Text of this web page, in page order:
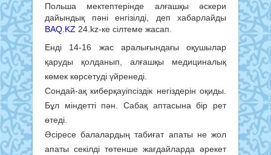
Польша мектептерінде алғашқы әскери
дайындық пәні енгізілді, деп хабарлайды
BAQ.KZ 24.kz-ке сілтеме жасап.
Енді 14-16 жас аралығындағы оқушылар
қаруды қолданып, алғашқы медициналық
көмек көрсетуді үйренеді.
Сондай-ақ киберқауіпсіздік негіздерін оқиды.
Бұл міндетті пән. Сабақ аптасына бір рет
өтеді.
Әсіресе балалардың табиғат апаты не жол
апаты секілді төтенше жағдайларда әрекет